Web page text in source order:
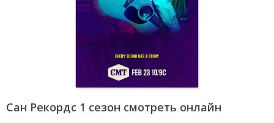
Сан Рекордс 1 сезон смотреть онлайн